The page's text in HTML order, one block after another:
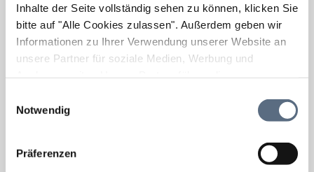
Inhalte der Seite vollständig sehen zu können, klicken Sie
bitte auf "Alle Cookies zulassen". Außerdem geben wir
Informationen zu Ihrer Verwendung unserer Website an
unsere Partner für soziale Medien, Werbung und
zusammen, die Sie ihnen bereitgestellt haben oder die
sie im Rahmen Ihrer Nutzung der Dienste gesammelt
Notwendig
Präferenzen